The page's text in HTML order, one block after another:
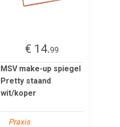
€ 14.99
MSV make-up spiegel
Pretty staand
wit/koper
Praxis